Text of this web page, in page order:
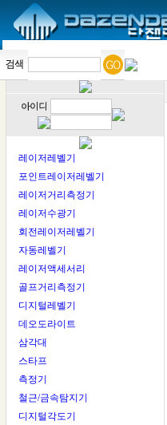
레이저레벨기
포인트레이저레벨기
레이저거리측정기
레이저수광기
회전레이저레벨기
자동레벨기
레이저액세서리
골프거리측정기
디지털레벨기
데오도라이트
삼각대
스타프
측정기
철근/금속탐지기
디지털각도기